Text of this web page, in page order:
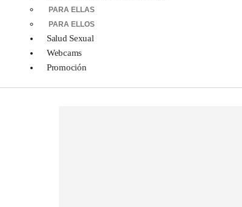
PARA ELLAS
PARA ELLOS
Salud Sexual
Webcams
Promoción